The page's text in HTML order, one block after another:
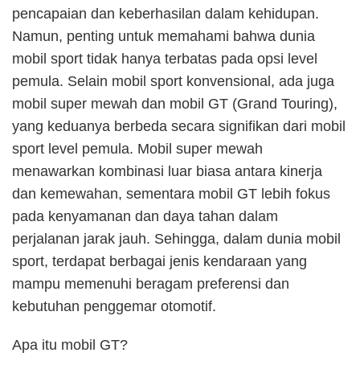
pencapaian dan keberhasilan dalam kehidupan.
Namun, penting untuk memahami bahwa dunia
mobil sport tidak hanya terbatas pada opsi level
pemula. Selain mobil sport konvensional, ada juga
mobil super mewah dan mobil GT (Grand Touring),
yang keduanya berbeda secara signifikan dari mobil
sport level pemula. Mobil super mewah
menawarkan kombinasi luar biasa antara kinerja
dan kemewahan, sementara mobil GT lebih fokus
pada kenyamanan dan daya tahan dalam
perjalanan jarak jauh. Sehingga, dalam dunia mobil
sport, terdapat berbagai jenis kendaraan yang
mampu memenuhi beragam preferensi dan
kebutuhan penggemar otomotif.
Apa itu mobil GT?